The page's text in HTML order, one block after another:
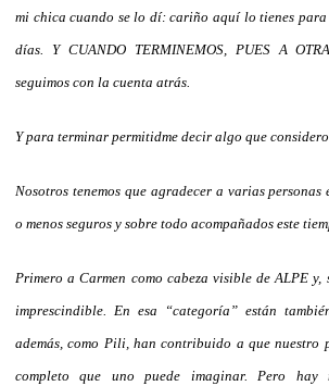
mi chica cuando se lo dí: cariño aquí lo tienes para
días. Y CUANDO TERMINEMOS, PUES A
seguimos con la cuenta atrás.
Y para terminar permitidme decir algo que
Nosotros tenemos que agradecer a varias personas
o menos seguros y sobre todo acompañados este
Primero a Carmen como cabeza visible de ALPE y,
imprescindible. En esa “categoría” están
además, como Pili, han contribuido a que nuestro
completo que uno puede imaginar. Pero hay